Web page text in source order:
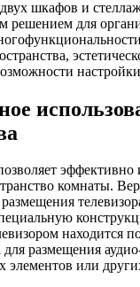
шкафов и
решением для
эффективно
комнаты.
находится
для размещения
элементов или